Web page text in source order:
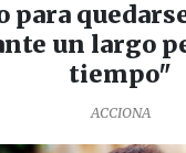
para
un largo
tiempo"
ACCIONA